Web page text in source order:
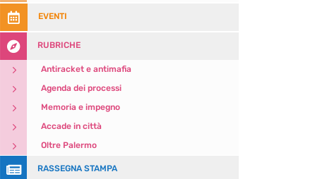
 EVENTI
 RUBRICHE
5 Antiracket e antimafia
5 Agenda dei processi
5 Memoria e impegno
5 Accade in città
5 Oltre Palermo
 RASSEGNA STAMPA